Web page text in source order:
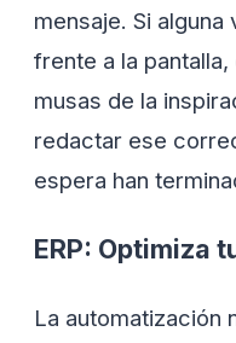
mensaje. Si
frente a la
musas de la
redactar ese
espera han
ERP: Optimiza
La automatización